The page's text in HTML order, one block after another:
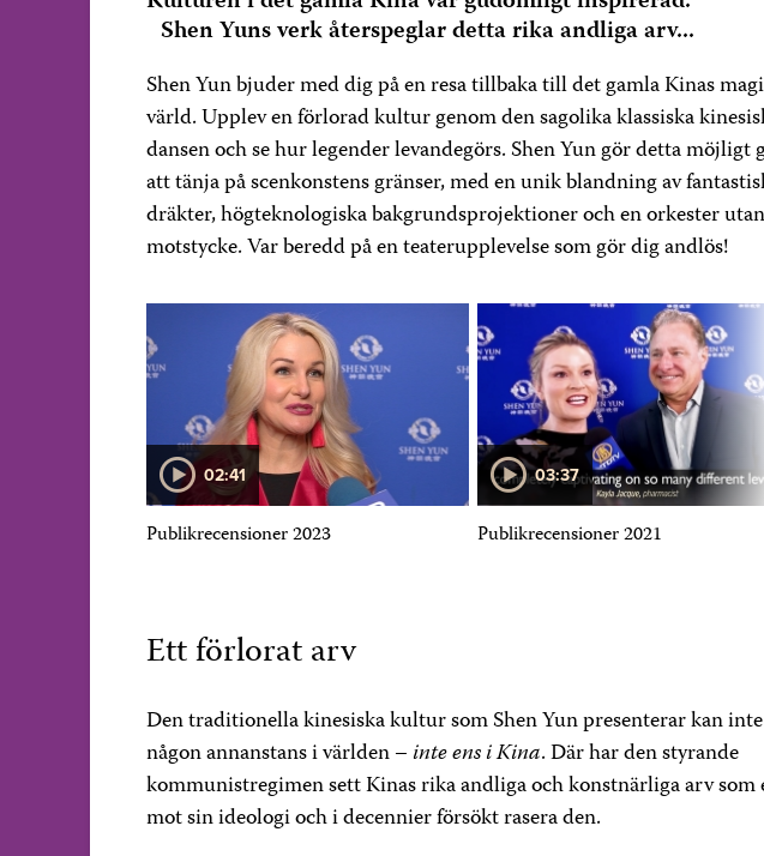
Shen Yuns verk återspeglar detta rika andliga arv...
Shen Yun bjuder med dig på en resa tillbaka till det gamla Kinas
värld. Upplev en förlorad kultur genom den sagolika klassiska
dansen och se hur legender levandegörs. Shen Yun gör detta möjligt
att tänja på scenkonstens gränser, med en unik blandning av
dräkter, högteknologiska bakgrundsprojektioner och en orkester utan
motstycke. Var beredd på en teaterupplevelse som gör dig andlös!
02:41
Publikrecensioner 2023
03:37
Publikrecensioner 2021
Ett förlorat arv
Den traditionella kinesiska kultur som Shen Yun presenterar kan inte
någon annanstans i världen – inte ens i Kina. Där har den styrande
kommunistregimen sett Kinas rika andliga och konstnärliga arv som
mot sin ideologi och i decennier försökt rasera den.